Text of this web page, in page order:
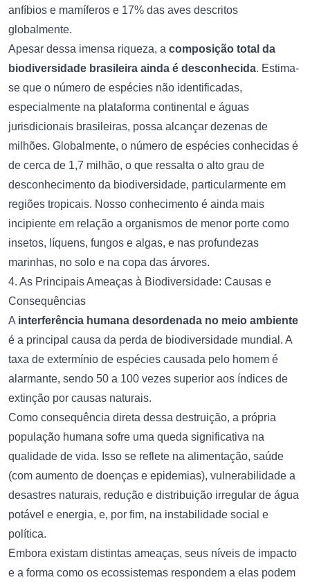
anfíbios e mamíferos e 17% das aves descritos
globalmente.
Apesar dessa imensa riqueza, a composição total da
biodiversidade brasileira ainda é desconhecida. Estima-
se que o número de espécies não identificadas,
especialmente na plataforma continental e águas
jurisdicionais brasileiras, possa alcançar dezenas de
milhões. Globalmente, o número de espécies conhecidas é
de cerca de 1,7 milhão, o que ressalta o alto grau de
desconhecimento da biodiversidade, particularmente em
regiões tropicais. Nosso conhecimento é ainda mais
incipiente em relação a organismos de menor porte como
insetos, líquens, fungos e algas, e nas profundezas
marinhas, no solo e na copa das árvores.
4. As Principais Ameaças à Biodiversidade: Causas e
Consequências
A interferência humana desordenada no meio ambiente
é a principal causa da perda de biodiversidade mundial. A
taxa de extermínio de espécies causada pelo homem é
alarmante, sendo 50 a 100 vezes superior aos índices de
extinção por causas naturais.
Como consequência direta dessa destruição, a própria
população humana sofre uma queda significativa na
qualidade de vida. Isso se reflete na alimentação, saúde
(com aumento de doenças e epidemias), vulnerabilidade a
desastres naturais, redução e distribuição irregular de água
potável e energia, e, por fim, na instabilidade social e
política.
Embora existam distintas ameaças, seus níveis de impacto
e a forma como os ecossistemas respondem a elas podem